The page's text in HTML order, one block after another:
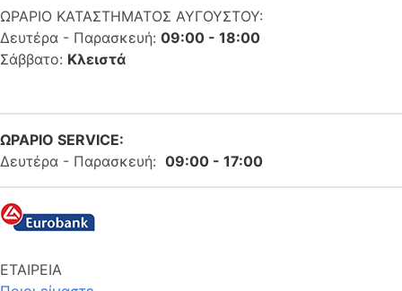
ΩΡΑΡΙΟ ΚΑΤΑΣΤΗΜΑΤΟΣ ΑΥΓΟΥΣΤΟΥ:
Δευτέρα - Παρασκευή: 09:00 - 18:00
Σάββατο: Κλειστά
ΩΡΑΡΙΟ SERVICE:
Δευτέρα - Παρασκευή: 09:00 - 17:00
ΕΤΑΙΡΕΙΑ